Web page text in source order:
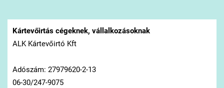
Kártevőirtás cégeknek, vállalkozásoknak
ALK Kártevőirtó Kft
Adószám: 27979620-2-13
06-30/247-9075